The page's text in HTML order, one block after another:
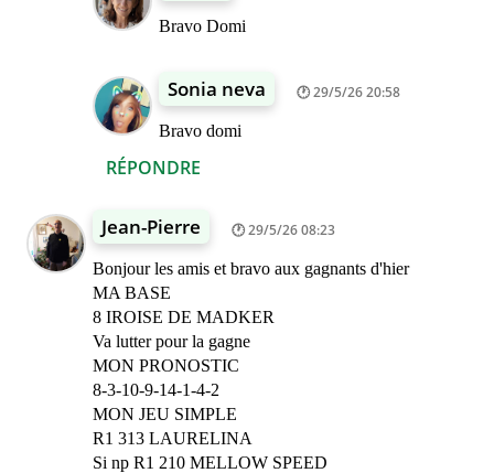
RÉPONDRE
Bravo Domi
Sonia neva 29/5/26 20:58
Bravo domi
Jean-Pierre 29/5/26 08:23
Bonjour les amis et bravo aux gagnants d'hier
MA BASE
8 IROISE DE MADKER
Va lutter pour la gagne
MON PRONOSTIC
8-3-10-9-14-1-4-2
MON JEU SIMPLE
R1 313 LAURELINA
Si np R1 210 MELLOW SPEED